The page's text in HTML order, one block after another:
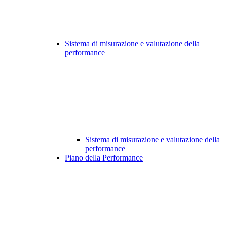
Sistema di misurazione e valutazione della
performance
Sistema di misurazione e valutazione della
performance
Piano della Performance